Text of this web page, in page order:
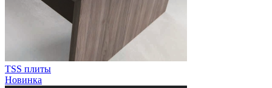
TSS плиты
Новинка